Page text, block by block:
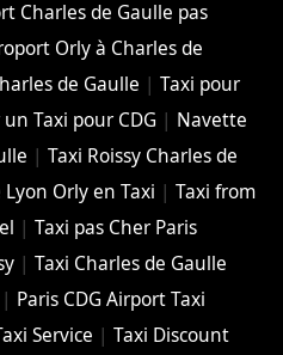
Charles de Gaulle pas
Orly à Charles de
de Gaulle |Taxi pour
Taxi pour CDG | Navette
|Taxi Roissy Charles de
Lyon Orly en Taxi | Taxi from
| Taxi pas Cher Paris
|Taxi Charles de Gaulle
| Paris CDG Airport Taxi
Service |Taxi Discount